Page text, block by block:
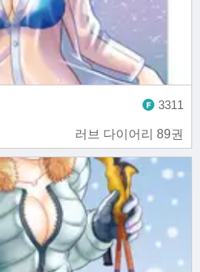
러브 다이어리 89권
3311